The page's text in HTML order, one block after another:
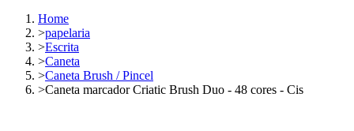
Home
>papelaria
>Escrita
>Caneta
>Caneta Brush / Pincel
>Caneta marcador Criatic Brush Duo - 48 cores - Cis